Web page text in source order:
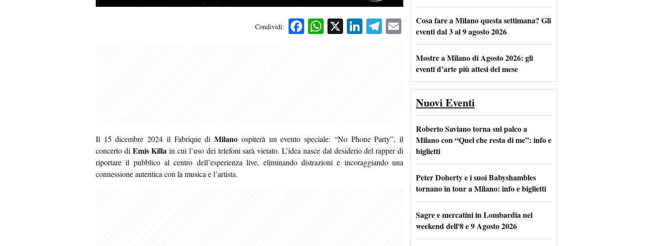
Condividi: Facebook
WhatsApp
X LinkedIn
Telegram
Email
Il 15 dicembre 2024 il Fabrique diMilano ospiterà un evento speciale: “No Phone Party”, il
concerto di Emis Killa in cui l’uso dei telefoni sarà vietato. L’idea nasce dal desiderio del rapper di
riportare il pubblico al centro dell’esperienza live, eliminando distrazioni e incoraggiando una
connessione autentica con la musica e l’artista.
Cosa fare a Milano questa settimana? Gli
eventi dal 3 al 9 agosto 2026
Mostre a Milano di Agosto 2026: gli
eventi d’arte più attesi del mese
Nuovi Eventi
Roberto Saviano torna sul palco a
Milano con “Quel che resta di me”: info e
biglietti
Peter Doherty e i suoi Babyshambles
tornano in tour a Milano: info e biglietti
Sagre e mercatini in Lombardia nel
weekend dell'8 e 9 Agosto 2026